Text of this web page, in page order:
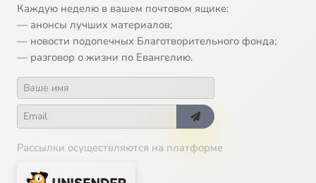
Каждую неделю в вашем почтовом ящике:
— анонсы лучших материалов;
— новости подопечных Благотворительного фонда;
— разговор о жизни по Евангелию.
Рассылки осуществляются на платформе